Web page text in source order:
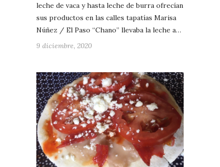
leche de vaca y hasta leche de burra ofrecían
sus productos en las calles tapatías Marisa
Núñez / El Paso “Chano” llevaba la leche a…
9 diciembre, 2020